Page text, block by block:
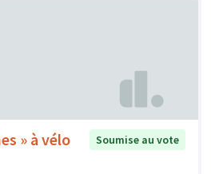
» à vélo
Soumise au vote